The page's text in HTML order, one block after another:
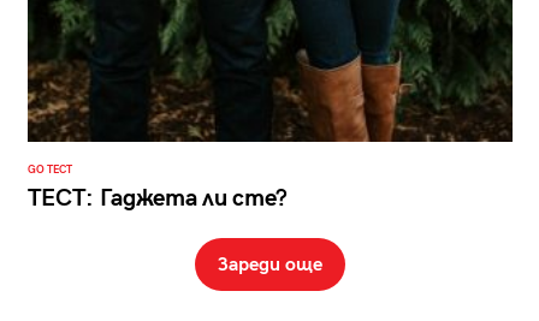
GO ТЕСТ
ТЕСТ: Гаджета ли сте?
Зареди още